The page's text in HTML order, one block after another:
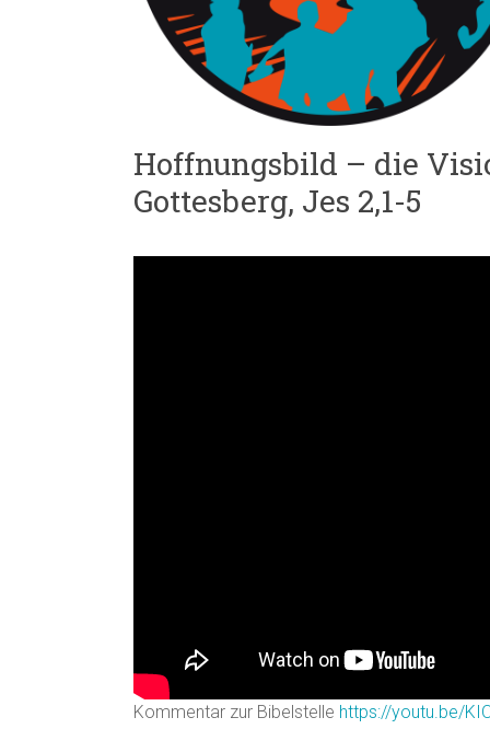
Hoffnungsbild – die
Gottesberg, Jes 2,1-5
Kommentar zur Bibelstelle https://youtu.be/